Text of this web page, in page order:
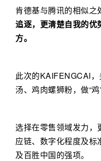
肯德基与腾讯的相似之
追逐，更清楚自我的优
方。
此次的KAIFENGCAI
汤、鸡肉螺狮粉，做“
选择在零售领域发力，
应链、数字化程度及
及百胜中国的强项。